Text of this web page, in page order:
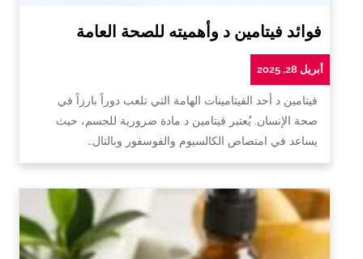
فوائد فيتامين د وأهميته للصحة العامة
أبريل 28, 2025
فيتامين د أحد الفيتامينات الهامة التي تلعب دوراً بارزاً في
صحة الإنسان. يُعتبر فيتامين د مادة ضرورية للجسم، حيث
يساعد في امتصاص الكالسيوم والفوسفور وبالتال…